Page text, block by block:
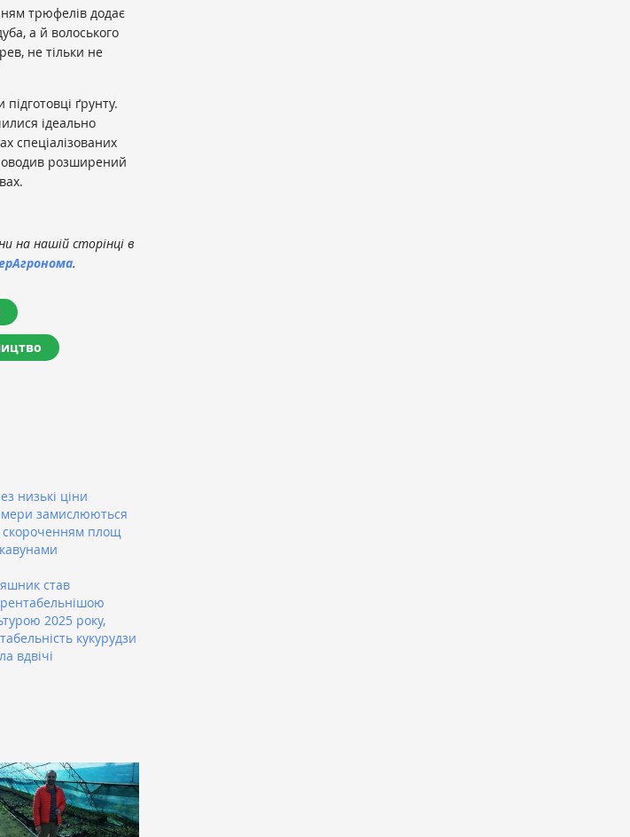
трюфелів додає
а й волоського
не тільки не
ґрунту.
ідеально
спеціалізованих
розширений
на нашій сторінці в
.
низькі ціни
замислюються
скороченням площ
став
2025 року,
кукурудзи
вдвічі